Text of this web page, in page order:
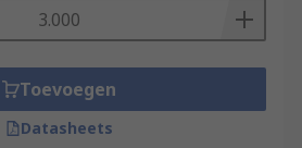
Toevoegen
Datasheets